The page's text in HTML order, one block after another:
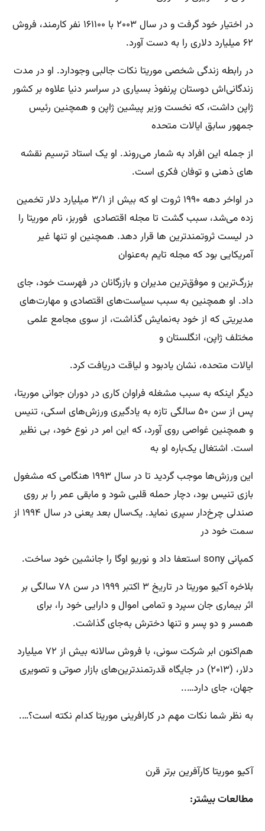
در اختیار خود گرفت و در سال ۲۰۰۳ با ۱۶۱۱۰۰ نفر کارمند، فروش
۶۲ میلیارد دلاری را به دست آورد.
در رابطه زندگی شخصی موریتا نکات جالبی وجودارد. او در مدت
زندگانی‌اش دوستان پرنفوذ بسیاری در سراسر دنیا علاوه بر کشور
ژاپن داشت، که نخست وزیر پیشین ژاپن و همچنین رئیس
جمهور سابق ایالات متحده
از جمله این افراد به شمار می‌روند. او یک استاد ترسیم نقشه
های ذهنی و توفان فکری است.
در اواخر دهه ۱۹۹۰ ثروت او که بیش از ۳/۱ میلیارد دلار تخمین
زده می‌شد، سبب گشت تا مجله اقتصادی فوربز، نام موریتا را
در لیست ثروتمندترین ها قرار دهد. همچنین او تنها غیر
آمریکایی بود که مجله تایم به‌عنوان
بزرگ‌ترین و موفق‌ترین مدیران و بازرگانان در فهرست خود، جای
داد. او همچنین به سبب سیاست‌های اقتصادی و مهارت‌های
مدیریتی که از خود به‌نمایش گذاشت، از سوی مجامع علمی
مختلف ژاپن، انگلستان و
ایالات متحده، نشان یادبود و لیاقت دریافت کرد.
دیگر اینکه به سبب مشغله فراوان کاری در دوران جوانی موریتا،
پس از سن ۵۰ سالگی تازه به یادگیری ورزش‌های اسکی، تنیس
و همچنین غواصی روی آورد، که این امر در نوع خود، بی نظیر
است. اشتغال یک‌باره او به
این ورزش‌ها موجب گردید تا در سال ۱۹۹۳ هنگامی که مشغول
بازی تنیس بود، دچار حمله قلبی شود و مابقی عمر را بر روی
صندلی چرخ‌دار سپری نماید. یک‌سال بعد یعنی در سال ۱۹۹۴ از
سمت خود در
کمپانی sony استعفا داد و نوریو اوگا را جانشین خود ساخت.
بلاخره آکیو موریتا در تاریخ ۳ اکتبر ۱۹۹۹ در سن ۷۸ سالگی بر
اثر بیماری جان سپرد و تمامی اموال و دارایی خود را، برای
همسر و دو پسر و تنها دخترش به‌جای گذاشت.
هم‌اکنون ابر شرکت سونی، با فروش سالانه بیش از ۷۲ میلیارد
دلار، (۲۰۱۳) در جایگاه قدرتمندترین‌های بازار صوتی و تصویری
جهان، جای دارد…..
به نظر شما نکات مهم در کارافرینی موریتا کدام نکته است؟….
آکیو موریتا کارآفرین برتر قرن
مطالعات بیشتر: